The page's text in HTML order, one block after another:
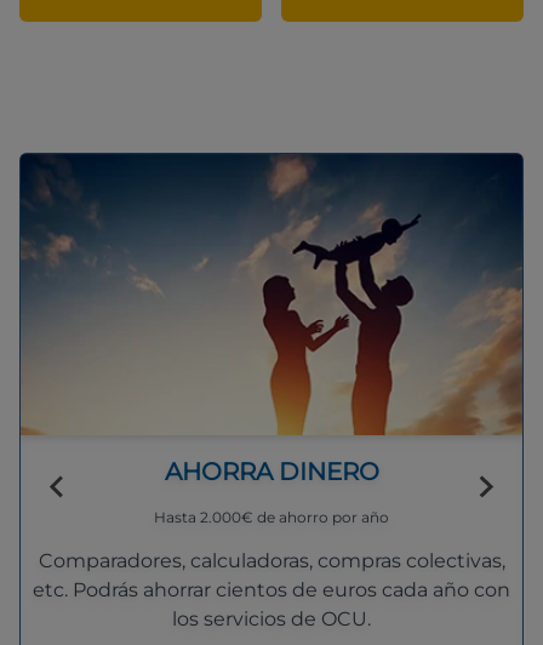
AHORRA DINERO
Hasta 2.000€ de ahorro por año
Comparadores, calculadoras, compras colectivas,
etc. Podrás ahorrar cientos de euros cada año con
los servicios de OCU.